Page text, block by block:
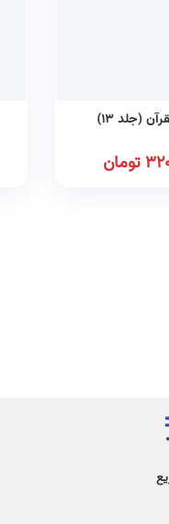
(جلد ۱۳)
تومان